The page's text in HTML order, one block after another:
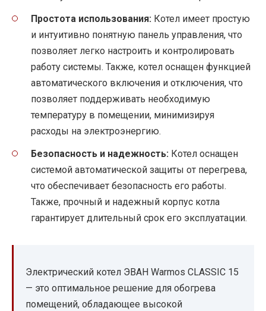
Простота использования: Котел имеет простую
и интуитивно понятную панель управления, что
позволяет легко настроить и контролировать
работу системы. Также, котел оснащен функцией
автоматического включения и отключения, что
позволяет поддерживать необходимую
температуру в помещении, минимизируя
расходы на электроэнергию.
Безопасность и надежность: Котел оснащен
системой автоматической защиты от перегрева,
что обеспечивает безопасность его работы.
Также, прочный и надежный корпус котла
гарантирует длительный срок его эксплуатации.
Электрический котел ЭВАН Warmos CLASSIC 15
— это оптимальное решение для обогрева
помещений, обладающее высокой